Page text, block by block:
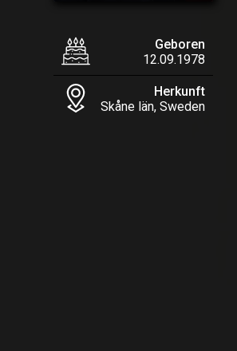
Geboren
12.09.1978
Herkunft
Skåne län, Sweden